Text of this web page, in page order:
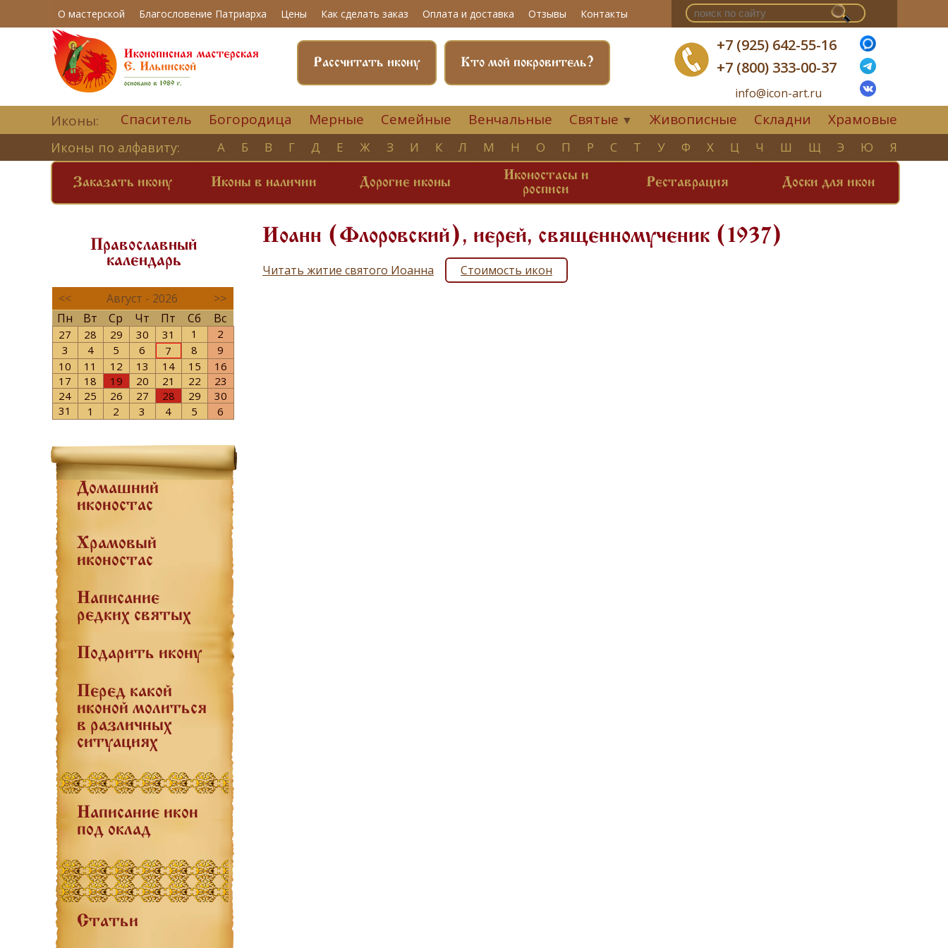
О мастерской Благословение Патриарха Цены Как сделать заказ Оплата и доставка Отзывы Контакты
+7 (925) 642-55-16
+7 (800) 333-00-37
info@icon-art.ru
Кто мой покровитель?
Рассчитать икону
Иконы: Спаситель Богородица Мерные Семейные Венчальные Святые ▼ Живописные Складни Храмовые
Иконы по алфавиту: А Б В Г Д Е Ж З И К Л М Н О П Р С Т У Ф Х Ц Ч Ш Щ Э Ю Я
Заказать икону Иконы в наличии Дорогие иконы
Иконостасы и
росписи
Реставрация Доски для икон
Православный
календарь
<< Август - 2026
>>
Пн
Вт Ср Чт Пт Сб Вс
27 28 29 30 31 1
2
3
4 5 6 7 8
9
10
11 12 13 14 15
16
17
18 19 20 21 22
23
24
25 26 27 28 29
30
31
1 2 3 4 5 6
Домашний
иконостас
Храмовый
иконостас
Написание
редких святых
Подарить икону
Перед какой
иконой молиться
в различных
ситуациях
Написание икон
под оклад
Статьи
Иоанн (Флоровский), иерей, священномученик (1937)
Читать житие святого Иоанна Стоимость икон